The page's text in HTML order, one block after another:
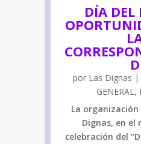
DÍA DEL
D
por Las Dignas |
GENERAL,
La
Dignas, en el
celebración del